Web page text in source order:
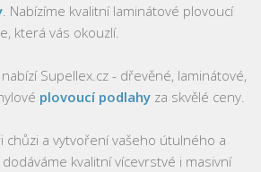
. Nabízíme kvalitní laminátové plovoucí
která vás okouzlí.
Supellex.cz - dřevěné, laminátové,
plovoucí podlahy za skvělé ceny.
chůzi a vytvoření vašeho útulného a
kvalitní vícevrstvé i masivní